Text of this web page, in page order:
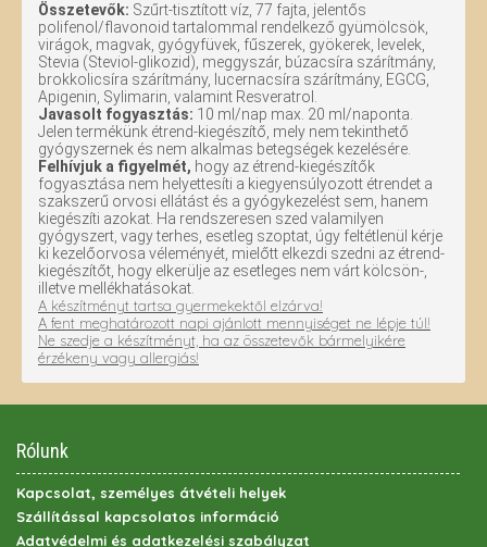
Összetevők: Szűrt-tisztított víz, 77 fajta, jelentős
polifenol/flavonoid tartalommal rendelkező gyümölcsök,
virágok, magvak, gyógyfüvek, fűszerek, gyökerek, levelek,
Stevia (Steviol-glikozid), meggyszár, búzacsíra szárítmány,
brokkolicsíra szárítmány, lucernacsíra szárítmány, EGCG,
Apigenin, Sylimarin, valamint Resveratrol.
Javasolt fogyasztás: 10 ml/nap max. 20 ml/naponta.
Jelen termékünk étrend-kiegészítő, mely nem tekinthető
gyógyszernek és nem alkalmas betegségek kezelésére.
Felhívjuk a figyelmét, hogy az étrend-kiegészítők
fogyasztása nem helyettesíti a kiegyensúlyozott étrendet a
szakszerű orvosi ellátást és a gyógykezelést sem, hanem
kiegészíti azokat. Ha rendszeresen szed valamilyen
gyógyszert, vagy terhes, esetleg szoptat, úgy feltétlenül kérje
ki kezelőorvosa véleményét, mielőtt elkezdi szedni az étrend-
kiegészítőt, hogy elkerülje az esetleges nem várt kölcsön-,
illetve mellékhatásokat.
A készítményt tartsa gyermekektől elzárva!
A fent meghatározott napi ajánlott mennyiséget ne lépje túl!
Ne szedje a készítményt, ha az összetevők bármelyikére
érzékeny vagy allergiás!
Rólunk
Kapcsolat, személyes átvételi helyek
Szállítással kapcsolatos információ
Adatvédelmi és adatkezelési szabályzat